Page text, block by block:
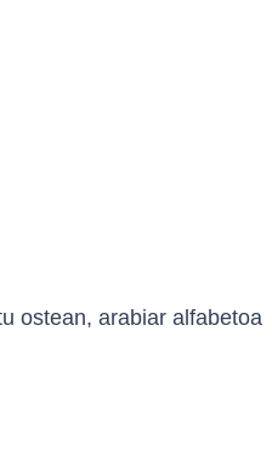
ostean, arabiar alfabetoa